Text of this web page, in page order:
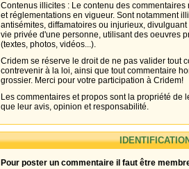
Contenus illicites : Le contenu des
et réglementations en vigueur. Sont notamment
antisémites, diffamatoires ou injurieux,
vie privée d'une personne, utilisant des oeuvres
(textes, photos, vidéos...).
Cridem se réserve le droit de ne pas valider tout
contrevenir à la loi, ainsi que tout commentaire
grossier. Merci pour votre participation à Cridem!
Les commentaires et propos sont la propriété de
que leur avis, opinion et responsabilité.
Pour poster un commentaire il faut être